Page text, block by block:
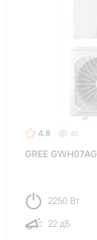
4.8 45
GREE
2250 Вт
22 дБ